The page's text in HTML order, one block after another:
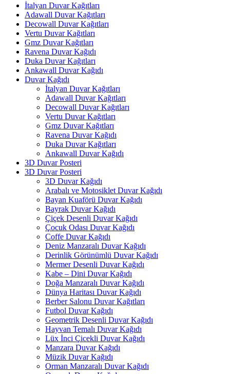
İtalyan Duvar Kağıtları
Adawall Duvar Kağıtları
Decowall Duvar Kağıtları
Vertu Duvar Kağıtları
Gmz Duvar Kağıtları
Ravena Duvar Kağıdı
Duka Duvar Kağıtları
Ankawall Duvar Kağıdı
Duvar Kağıdı
İtalyan Duvar Kağıtları
Adawall Duvar Kağıtları
Decowall Duvar Kağıtları
Vertu Duvar Kağıtları
Gmz Duvar Kağıtları
Ravena Duvar Kağıdı
Duka Duvar Kağıtları
Ankawall Duvar Kağıdı
3D Duvar Posteri
3D Duvar Posteri
3D Duvar Kağıdı
Arabalı ve Motosiklet Duvar Kağıdı
Bayan Kuaförü Duvar Kağıdı
Bayrak Duvar Kağıdı
Çiçek Desenli Duvar Kağıdı
Çocuk Odası Duvar Kağıdı
Coffe Duvar Kağıdı
Deniz Manzaralı Duvar Kağıdı
Derinlik Görünümlü Duvar Kağıdı
Mermer Desenli Duvar Kağıdı
Kabe – Dini Duvar Kağıdı
Doğa Manzaralı Duvar Kağıdı
Dünya Haritası Duvar Kağıdı
Berber Salonu Duvar Kağıtları
Futbol Duvar Kağıdı
Geometrik Desenli Duvar Kağıdı
Hayvan Temalı Duvar Kağıdı
Lüx İnci Çicekli Duvar Kağıdı
Manzara Duvar Kağıdı
Müzik Duvar Kağıdı
Orman Manzaralı Duvar Kağıdı